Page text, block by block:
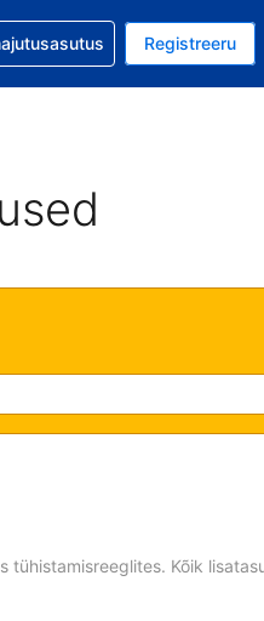
on EUR
keel on Eesti keeles
abi Registreeru
tühistamisreeglites. Kõik